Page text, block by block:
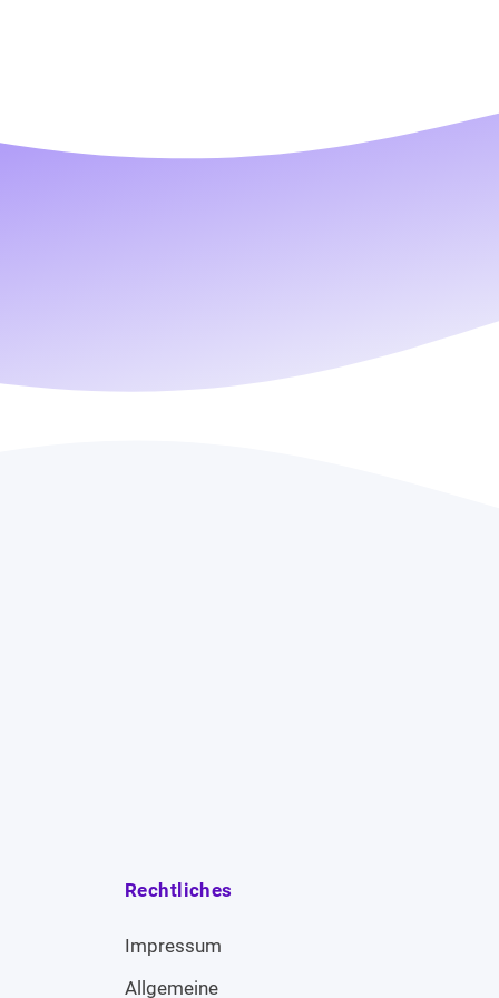
Rechtliches
Impressum
Allgemeine